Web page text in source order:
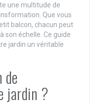
une multitude de
Que vous
balcon, chacun peut
son échelle. Ce guide
jardin un véritable
de
jardin ?